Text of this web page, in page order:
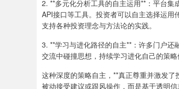
2. **多元化分析工具的自主运用**：平台
API接口等工具。投资者可以自主选择运用
支持各种投资理念与方法论的实践。
3. **学习与进化路径的自主**：许多门户
交流中碰撞思想，持续学习进化自己的策
这种深度的策略自主，**真正尊重并激发
被动接受建议或跟风操作，而是基于透明